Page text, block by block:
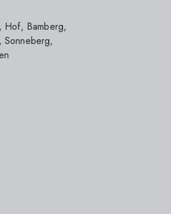
, Hof, Bamberg,
,Sonneberg,